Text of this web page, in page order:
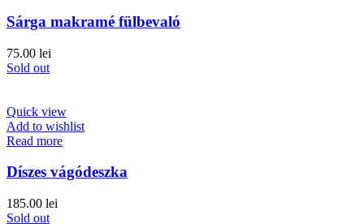
Sárga makramé fülbevaló
75.00 lei
Sold out
Quick view
Add to wishlist
Read more
Díszes vágódeszka
185.00 lei
Sold out